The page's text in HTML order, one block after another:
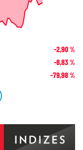
-2,90%
-8,83%
-79,98%